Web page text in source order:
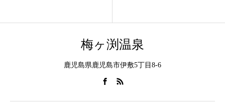
梅ヶ渕温泉
鹿児島県鹿児島市伊敷5丁目8-6